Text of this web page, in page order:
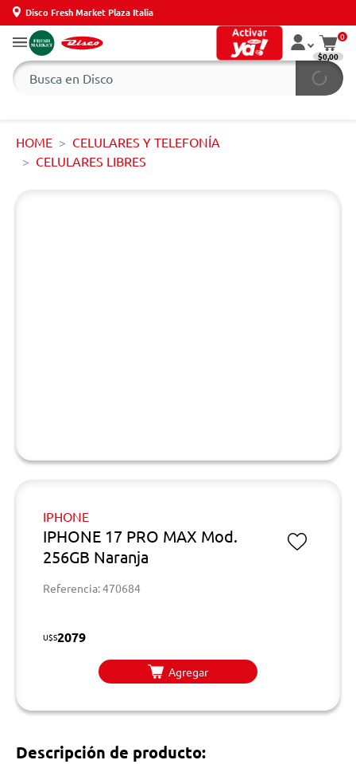
Disco Fresh Market Plaza Italia
0
$0,00
HOME
CELULARES Y TELEFONÍA
CELULARES LIBRES
IPHONE
IPHONE 17 PRO MAX Mod.
256GB Naranja
Referencia: 470684
U$S2079
Agregar
Descripción de producto: